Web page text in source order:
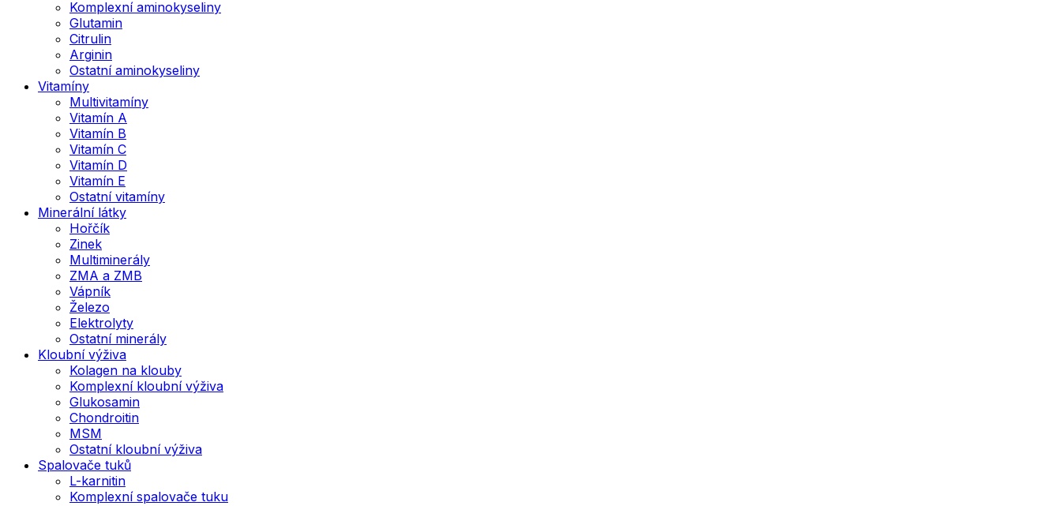
Komplexní aminokyseliny
Glutamin
Citrulin
Arginin
Ostatní aminokyseliny
Vitamíny
Multivitamíny
Vitamín A
Vitamín B
Vitamín C
Vitamín D
Vitamín E
Ostatní vitamíny
Minerální látky
Hořčík
Zinek
Multiminerály
ZMA a ZMB
Vápník
Železo
Elektrolyty
Ostatní minerály
Kloubní výživa
Kolagen na klouby
Komplexní kloubní výživa
Glukosamin
Chondroitin
MSM
Ostatní kloubní výživa
Spalovače tuků
L-karnitin
Komplexní spalovače tuku